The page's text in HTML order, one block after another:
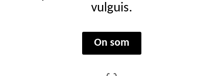
vulguis.
On som